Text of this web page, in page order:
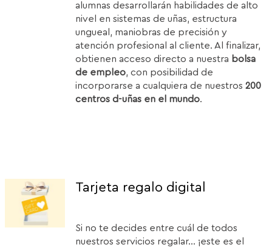
alumnas desarrollarán habilidades de alto
nivel en sistemas de uñas, estructura
ungueal, maniobras de precisión y
atención profesional al cliente. Al finalizar,
obtienen acceso directo a nuestra bolsa
de empleo, con posibilidad de
incorporarse a cualquiera de nuestros200
centros d-uñas en el mundo.
Tarjeta regalo digital
Si no te decides entre cuál de todos
nuestros servicios regalar... ¡este es el